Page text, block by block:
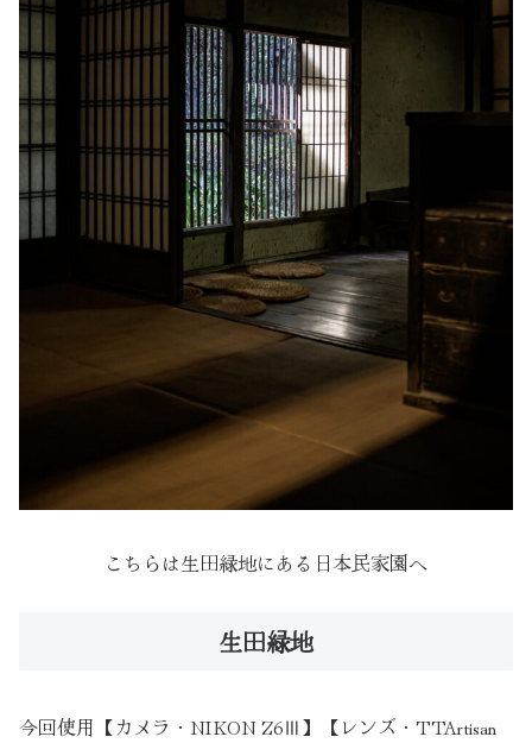
こちらは生田緑地にある日本民家園へ
生田緑地
今回使用【カメラ・NIKON Z6Ⅲ】【レンズ・TTArtisan